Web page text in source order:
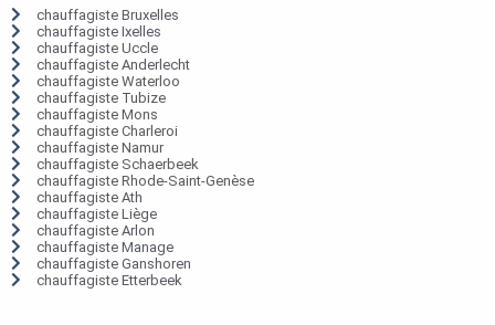
chauffagiste Bruxelles
chauffagiste Ixelles
chauffagiste Uccle
chauffagiste Anderlecht
chauffagiste Waterloo
chauffagiste Tubize
chauffagiste Mons
chauffagiste Charleroi
chauffagiste Namur
chauffagiste Schaerbeek
chauffagiste Rhode-Saint-Genèse
chauffagiste Ath
chauffagiste Liège
chauffagiste Arlon
chauffagiste Manage
chauffagiste Ganshoren
chauffagiste Etterbeek